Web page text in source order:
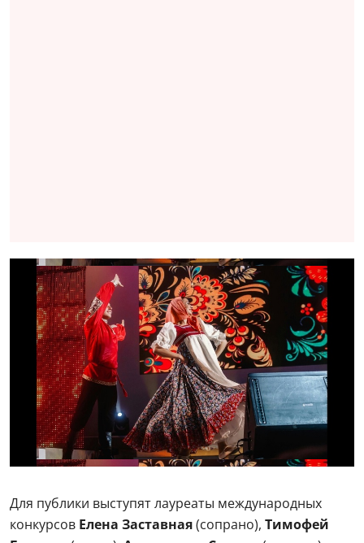
Для публики выступят лауреаты международных
конкурсов Елена Заставная(сопрано), Тимофей